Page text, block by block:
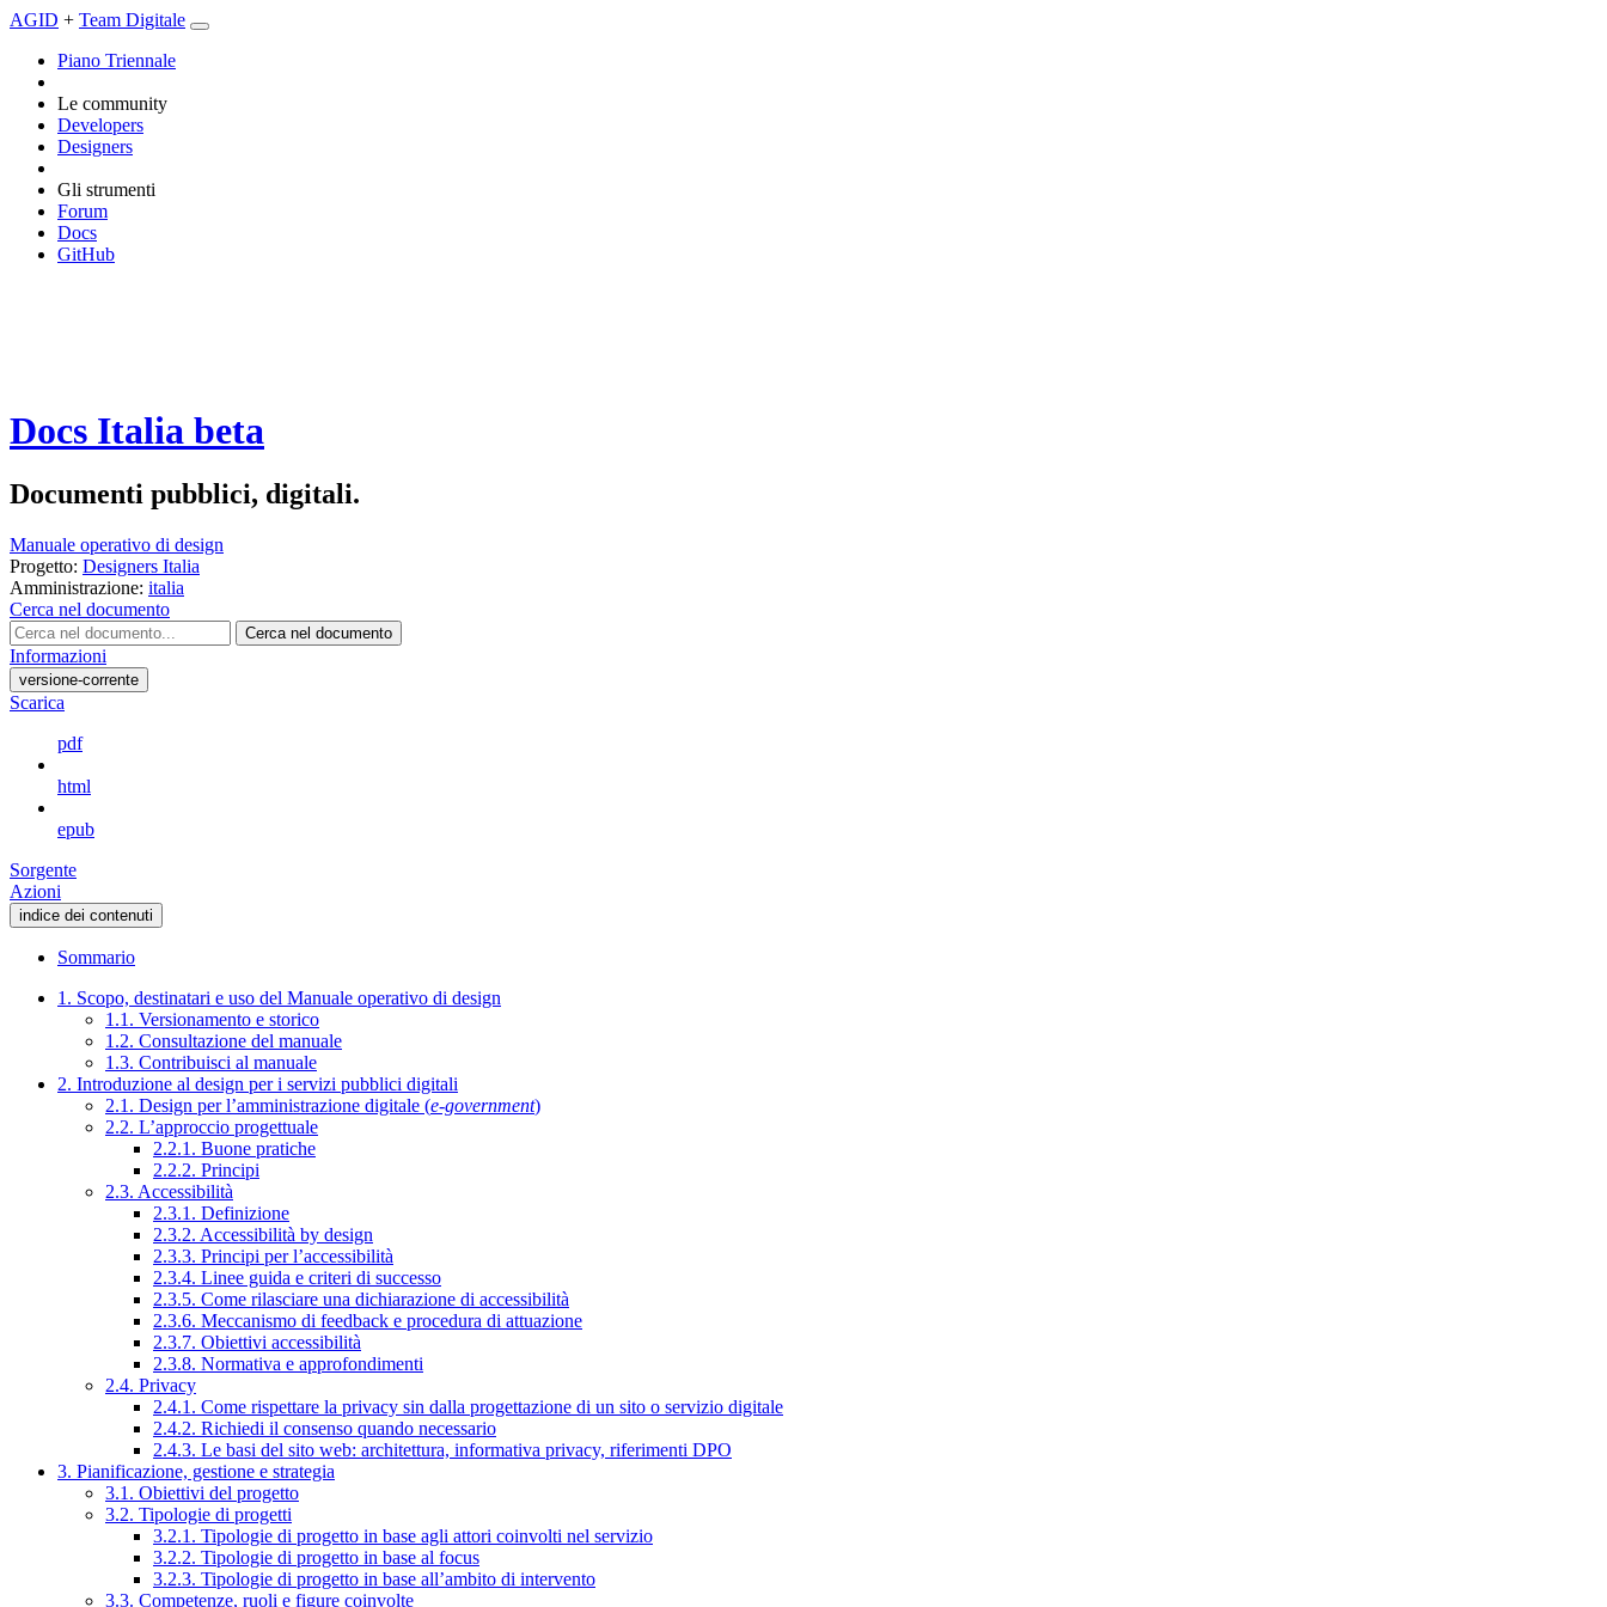
AGID + Team Digitale
Piano Triennale
Le community
Developers
Designers
Gli strumenti
Forum
Docs
GitHub
Docs Italia beta
Documenti pubblici, digitali.
Manuale operativo di design
Progetto: Designers Italia
Amministrazione: italia
Cerca nel documento
Cerca nel documento
Informazioni
versione-corrente
Scarica
pdf
html
epub
Sorgente
Azioni
indice dei contenuti
Sommario
1. Scopo, destinatari e uso del Manuale operativo di design
1.1. Versionamento e storico
1.2. Consultazione del manuale
1.3. Contribuisci al manuale
2. Introduzione al design per i servizi pubblici digitali
2.1. Design per l’amministrazione digitale (e-government)
2.2. L’approccio progettuale
2.2.1. Buone pratiche
2.2.2. Principi
2.3. Accessibilità
2.3.1. Definizione
2.3.2. Accessibilità by design
2.3.3. Principi per l’accessibilità
2.3.4. Linee guida e criteri di successo
2.3.5. Come rilasciare una dichiarazione di accessibilità
2.3.6. Meccanismo di feedback e procedura di attuazione
2.3.7. Obiettivi accessibilità
2.3.8. Normativa e approfondimenti
2.4. Privacy
2.4.1. Come rispettare la privacy sin dalla progettazione di un sito o servizio digitale
2.4.2. Richiedi il consenso quando necessario
2.4.3. Le basi del sito web: architettura, informativa privacy, riferimenti DPO
3. Pianificazione, gestione e strategia
3.1. Obiettivi del progetto
3.2. Tipologie di progetti
3.2.1. Tipologie di progetto in base agli attori coinvolti nel servizio
3.2.2. Tipologie di progetto in base al focus
3.2.3. Tipologie di progetto in base all’ambito di intervento
3.3. Competenze, ruoli e figure coinvolte